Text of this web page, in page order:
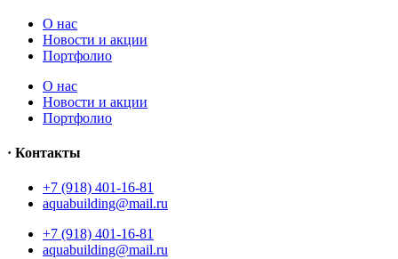
O нас
Новости и акции
Портфолио
O нас
Новости и акции
Портфолио
· Контакты
+7 (918) 401-16-81
aquabuilding@mail.ru
+7 (918) 401-16-81
aquabuilding@mail.ru